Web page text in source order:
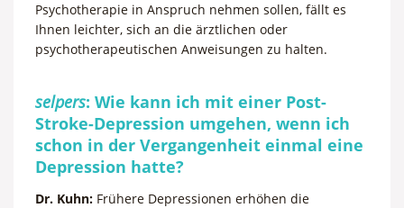
Psychotherapie in Anspruch nehmen sollen, fällt es
Ihnen leichter, sich an die ärztlichen oder
psychotherapeutischen Anweisungen zu halten.
selpers: Wie kann ich mit einer Post-
Stroke-Depression umgehen, wenn ich
schon in der Vergangenheit einmal eine
Depression hatte?
Dr. Kuhn: Frühere Depressionen erhöhen die